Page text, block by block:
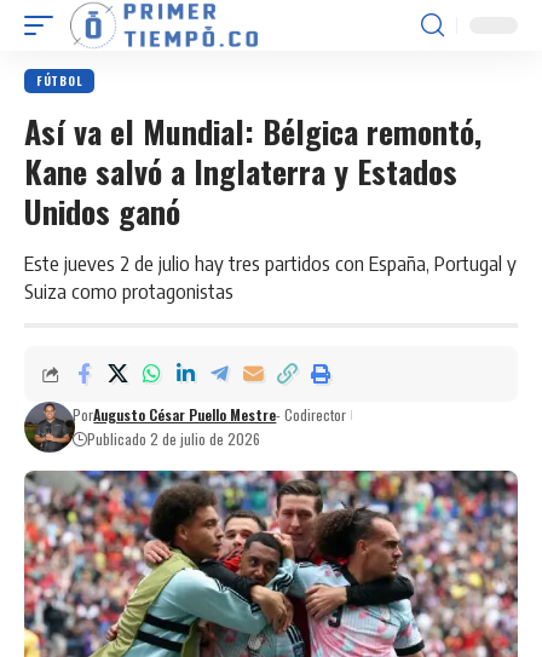
FÚTBOL
Así va el Mundial: Bélgica remontó,
Kane salvó a Inglaterra y Estados
Unidos ganó
Este jueves 2 de julio hay tres partidos con España, Portugal y
Suiza como protagonistas
PorAugusto César Puello Mestre- Codirector
Publicado 2 de julio de 2026